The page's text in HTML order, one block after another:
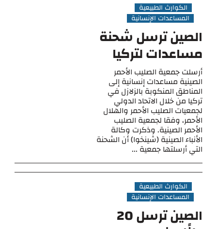
الكوارث الطبيعية
المساعدات الإنسانية
الصين ترسل شحنة
مساعدات لتركيا
أرسلت جمعية الصليب الأحمر
الصينية مساعدات إنسانية إلى
المناطق المنكوبة بالزلازل في
تركيا من خلال الاتحاد الدولي
لجمعيات الصليب الأحمر والهلال
الأحمر، وفقا لجمعية الصليب
الأحمر الصينية. وذكرت وكالة
الأنباء الصينية (شينخوا) أن الشحنة
التي أرسلتها جمعية ...
الكوارث الطبيعية
المساعدات الإنسانية
الصين ترسل 20